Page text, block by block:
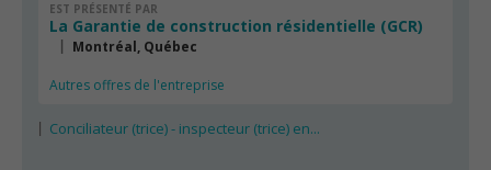
EST PRÉSENTÉ PAR
La Garantie de construction résidentielle (GCR)
Montréal, Québec
Autres offres de l'entreprise
Conciliateur (trice) - inspecteur (trice) en...